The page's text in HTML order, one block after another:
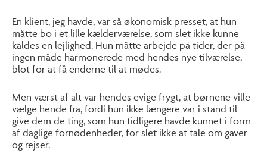
En klient, jeg havde, var så økonomisk presset, at hun
måtte bo i et lille kælderværelse, som slet ikke kunne
kaldes en lejlighed. Hun måtte arbejde på tider, der på
ingen måde harmonerede med hendes nye tilværelse,
blot for at få enderne til at mødes.
Men værst af alt var hendes evige frygt, at børnene ville
vælge hende fra, fordi hun ikke længere var i stand til
give dem de ting, som hun tidligere havde kunnet i form
af daglige fornødenheder, for slet ikke at tale om gaver
og rejser.